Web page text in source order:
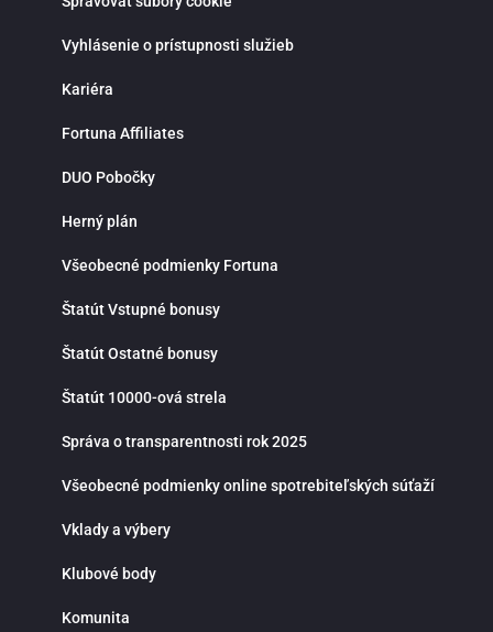
zodpovedné hranie a ponúka možnosť nastavenia limitov na vklady, stávky
podpora prostredníctvom live chatu, ktorá ti rada pomôže rýchlo a
bohatou ponukou športových stávok, kvalitnými kurzmi a modernými
jednom mieste.
Vyhlásenie o prístupnosti služieb
Kariéra
Fortuna Affiliates
DUO Pobočky
Herný plán
Všeobecné podmienky Fortuna
Štatút Vstupné bonusy
Štatút Ostatné bonusy
Štatút 10000-ová strela
Správa o transparentnosti rok 2025
Všeobecné podmienky online spotrebiteľských súťaží
Vklady a výbery
Klubové body
Komunita